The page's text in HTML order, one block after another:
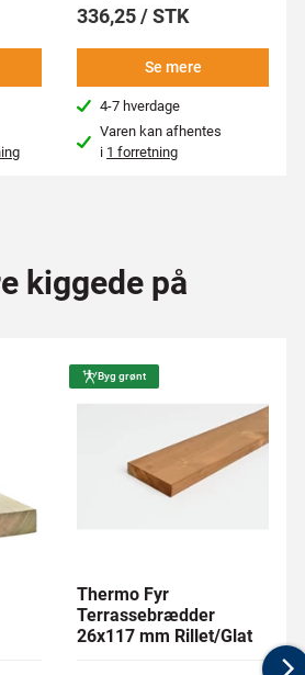
336,25 / STK
Se mere
4-7 hverdage
Varen kan afhentes
i 1 forretning
kiggede på
Byg grønt
Thermo Fyr
Terrassebrædder
26x117 mm Rillet/Glat